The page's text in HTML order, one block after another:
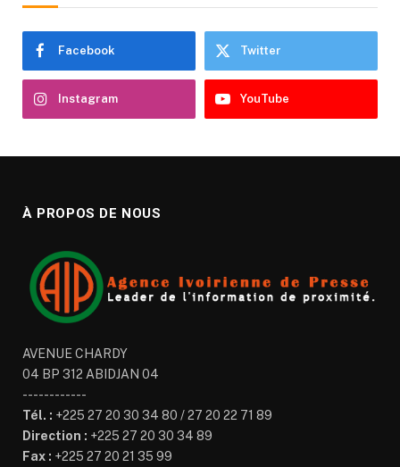
Facebook Twitter
Instagram YouTube
À PROPOS DE NOUS
AVENUE CHARDY
04 BP 312 ABIDJAN 04
------------
Tél. : +225 27 20 30 34 80 / 27 20 22 71 89
Direction : +225 27 20 30 34 89
Fax : +225 27 20 21 35 99